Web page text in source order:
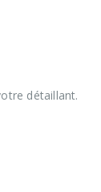
détaillant.